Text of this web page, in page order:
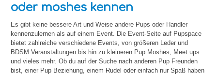
oder moshes kennen
Es gibt keine bessere Art und Weise andere Pups oder Handler
kennenzulernen als auf einem Event. Die Event-Seite auf Pupspace
bietet zahlreiche verschiedene Events, von größeren Leder und
BDSM Veranstaltungen bis hin zu kleineren Pup Moshes, Meet ups
und vieles mehr. Ob du auf der Suche nach anderen Pup Freunden
bist, einer Pup Beziehung, einem Rudel oder einfach nur Spaß haben